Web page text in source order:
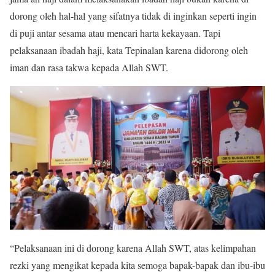
dorong oleh hal-hal yang sifatnya tidak di inginkan seperti ingin
di puji antar sesama atau mencari harta kekayaan. Tapi
pelaksanaan ibadah haji, kata Tepinalan karena didorong oleh
iman dan rasa takwa kepada Allah SWT.
“Pelaksanaan ini di dorong karena Allah SWT, atas kelimpahan
rezki yang mengikat kepada kita semoga bapak-bapak dan ibu-ibu